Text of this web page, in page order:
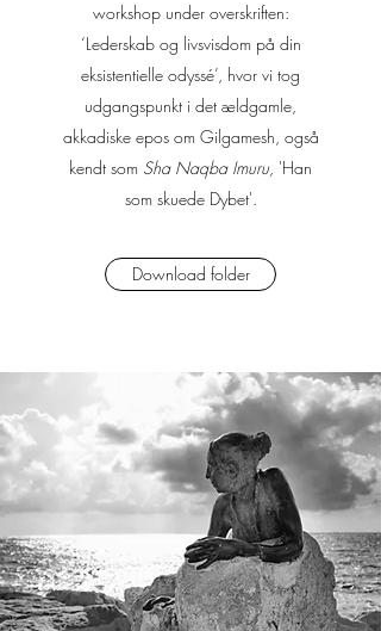
workshop under overskriften:
‘Lederskab og livsvisdom på din
eksistentielle odyssé’, hvor vi tog
udgangspunkt i det ældgamle,
akkadiske epos om Gilgamesh, også
kendt som Sha Naqba Imuru, 'Han
som skuede Dybet'.
Download folder